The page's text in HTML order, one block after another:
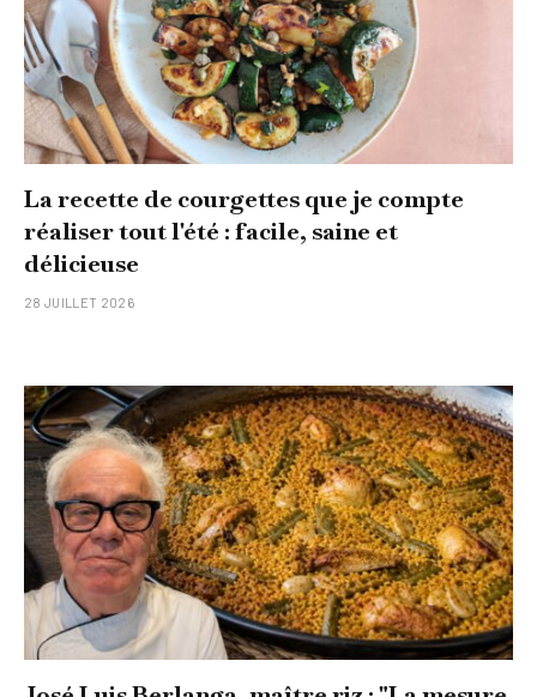
La recette de courgettes que je compte
réaliser tout l'été : facile, saine et
délicieuse
28 JUILLET 2026